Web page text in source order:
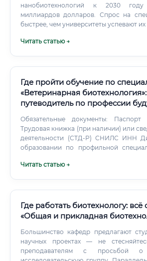
нанобиотехнологий к 2030
миллиардов долларов. Спрос на
быстрее, чем университеты успевают их
Читать статью →
Где пройти обучение по
«Ветеринарная
путеводитель по профессии
Обязательные документы: Паспорт гражданина РФ
Трудовая книжка (при наличии) или
деятельности (СТД-Р) СНИЛС ИНН Диплом о высшем
образовании по профильной
Дополнительные документы (в
GMP/GLP) Медицинская книжка с отметками о
прохождении обязательных
промышленности) Справка об отсутствии судимости
(при работе в государственных структурах)
подтверждающие допуск к
Читать статью →
Где работать биотехнологу:
«Общая и прикладная
Большинство кафедр предлагают
научных проектах — не
преподавателям с просьбой